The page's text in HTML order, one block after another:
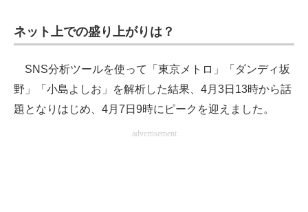
ネット上での盛り上がりは？
SNS分析ツールを使って「東京メトロ」「ダンディ坂
野」「小島よしお」を解析した結果、4月3日13時から話
題となりはじめ、4月7日9時にピークを迎えました。
advertisement